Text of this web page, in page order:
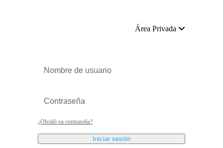
Área Privada
¿Olvidó su contraseña?
Iniciar sesión